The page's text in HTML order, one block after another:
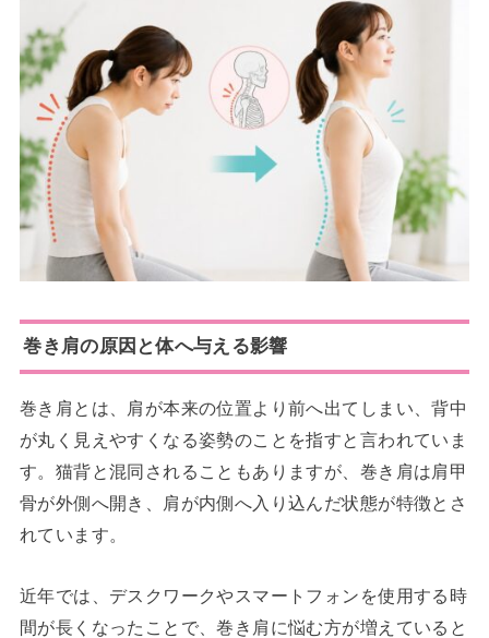
巻き肩の原因と体へ与える影響
巻き肩とは、肩が本来の位置より前へ出てしまい、背中
が丸く見えやすくなる姿勢のことを指すと言われていま
す。猫背と混同されることもありますが、巻き肩は肩甲
骨が外側へ開き、肩が内側へ入り込んだ状態が特徴とさ
れています。
近年では、デスクワークやスマートフォンを使用する時
間が長くなったことで、巻き肩に悩む方が増えていると